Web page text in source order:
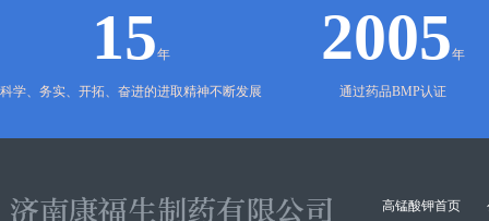
15年
科学、务实、开拓、奋进的进取精神不断发展
2005年
通过药品BMP认证
高锰酸钾首页